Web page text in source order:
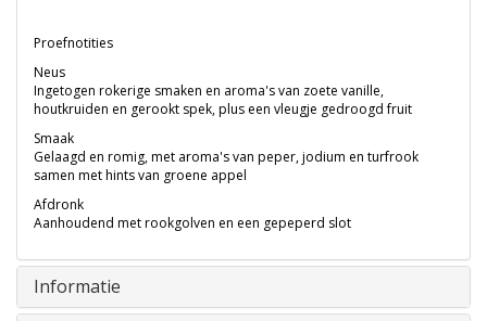
Proefnotities
Neus
Ingetogen rokerige smaken en aroma's van zoete vanille,
houtkruiden en gerookt spek, plus een vleugje gedroogd fruit
Smaak
Gelaagd en romig, met aroma's van peper, jodium en turfrook
samen met hints van groene appel
Afdronk
Aanhoudend met rookgolven en een gepeperd slot
Informatie